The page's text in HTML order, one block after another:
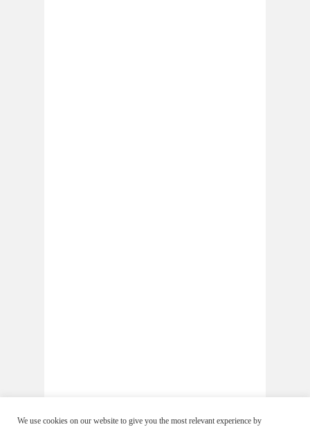
We use cookies on our website to give you the most relevant experience by